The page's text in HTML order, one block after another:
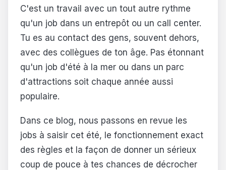
C'est un travail avec un tout autre rythme
qu'un job dans un entrepôt ou un call center.
Tu es au contact des gens, souvent dehors,
avec des collègues de ton âge. Pas étonnant
qu'un job d'été à la mer ou dans un parc
d'attractions soit chaque année aussi
populaire.
Dans ce blog, nous passons en revue les
jobs à saisir cet été, le fonctionnement exact
des règles et la façon de donner un sérieux
coup de pouce à tes chances de décrocher